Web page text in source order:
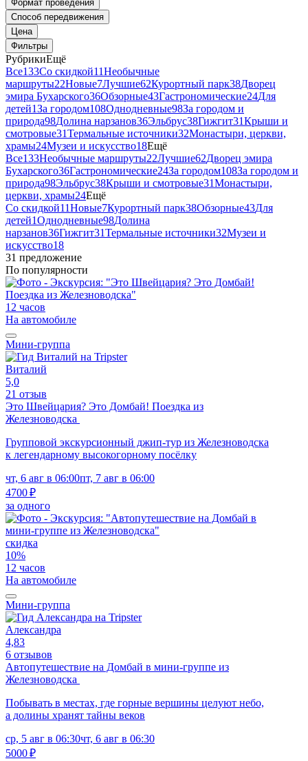
Формат проведения
Способ передвижения
Цена
Фильтры
РубрикиЕщё
Все133Со скидкой11Необычные
маршруты22Новые7Лучшие62Курортный парк38Дворец
эмира Бухарского36Обзорные43Гастрономические24Для
детей1За городом108Однодневные98За городом и
природа98Долина нарзанов36Эльбрус38Гижгит31Крыши и
смотровые31Термальные источники32Монастыри, церкви,
храмы24Музеи и искусство18Ещё
Все133Необычные маршруты22Лучшие62Дворец эмира
Бухарского36Гастрономические24За городом108За городом и
природа98Эльбрус38Крыши и смотровые31Монастыри,
церкви, храмы24Ещё
Со скидкой11Новые7Курортный парк38Обзорные43Для
детей1Однодневные98Долина
нарзанов36Гижгит31Термальные источники32Музеи и
искусство18
31 предложение
По популярности
12 часов
На автомобиле
Мини-группа
Виталий
5,0
21 отзыв
Это Швейцария? Это Домбай! Поездка из
Железноводска
Групповой экскурсионный джип-тур из Железноводска
к легендарному высокогорному посёлку
чт, 6 авг в 06:00пт, 7 авг в 06:00
4700 ₽
за одного
скидка
10%
12 часов
На автомобиле
Мини-группа
Александра
4,83
6 отзывов
Автопутешествие на Домбай в мини-группе из
Железноводска
Побывать в местах, где горные вершины целуют небо,
а долины хранят тайны веков
ср, 5 авг в 06:30чт, 6 авг в 06:30
5000 ₽